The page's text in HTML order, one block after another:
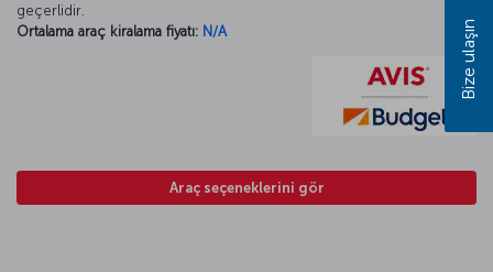
geçerlidir.
Ortalama araç kiralama fiyatı: N/A
Araç seçeneklerini gör
Bize ulaşın